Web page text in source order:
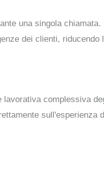
una singola chiamata.
dei clienti, riducendo
lavorativa complessiva
sull'esperienza